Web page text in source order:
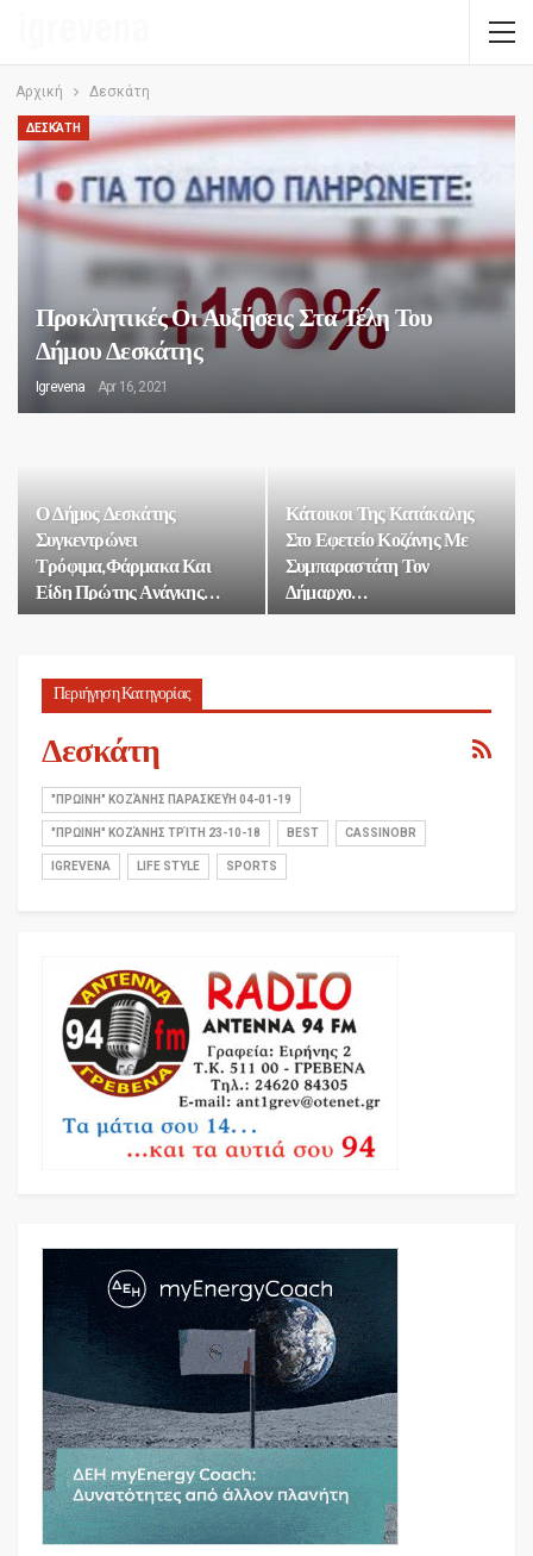
Αρχική Δεσκάτη
ΔΕΣΚΆΤΗ
Προκλητικές Οι Αυξήσεις Στα Τέλη Του
Δήμου Δεσκάτης
Igrevena Apr 16, 2021
Ο Δήμος Δεσκάτης
Συγκεντρώνει
Τρόφιμα,φάρμακα Και
Είδη Πρώτης Ανάγκης…
Κάτοικοι Της Κατάκαλης
Στο Εφετείο Κοζάνης Με
Συμπαραστάτη Τον
Δήμαρχο…
Περιήγηση Κατηγορίας
Δεσκάτη
"ΠΡΩΙΝΗ" ΚΟΖΆΝΗΣ ΠΑΡΑΣΚΕΥΉ 04-01-19
"ΠΡΩΙΝΗ" ΚΟΖΆΝΗΣ ΤΡΊΤΗ 23-10-18 BEST CASSINOBR
IGREVENA LIFE STYLE SPORTS